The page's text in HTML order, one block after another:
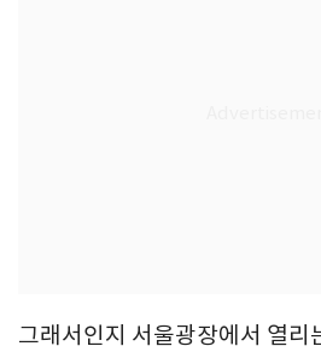
그래서인지 서울광장에서 열리